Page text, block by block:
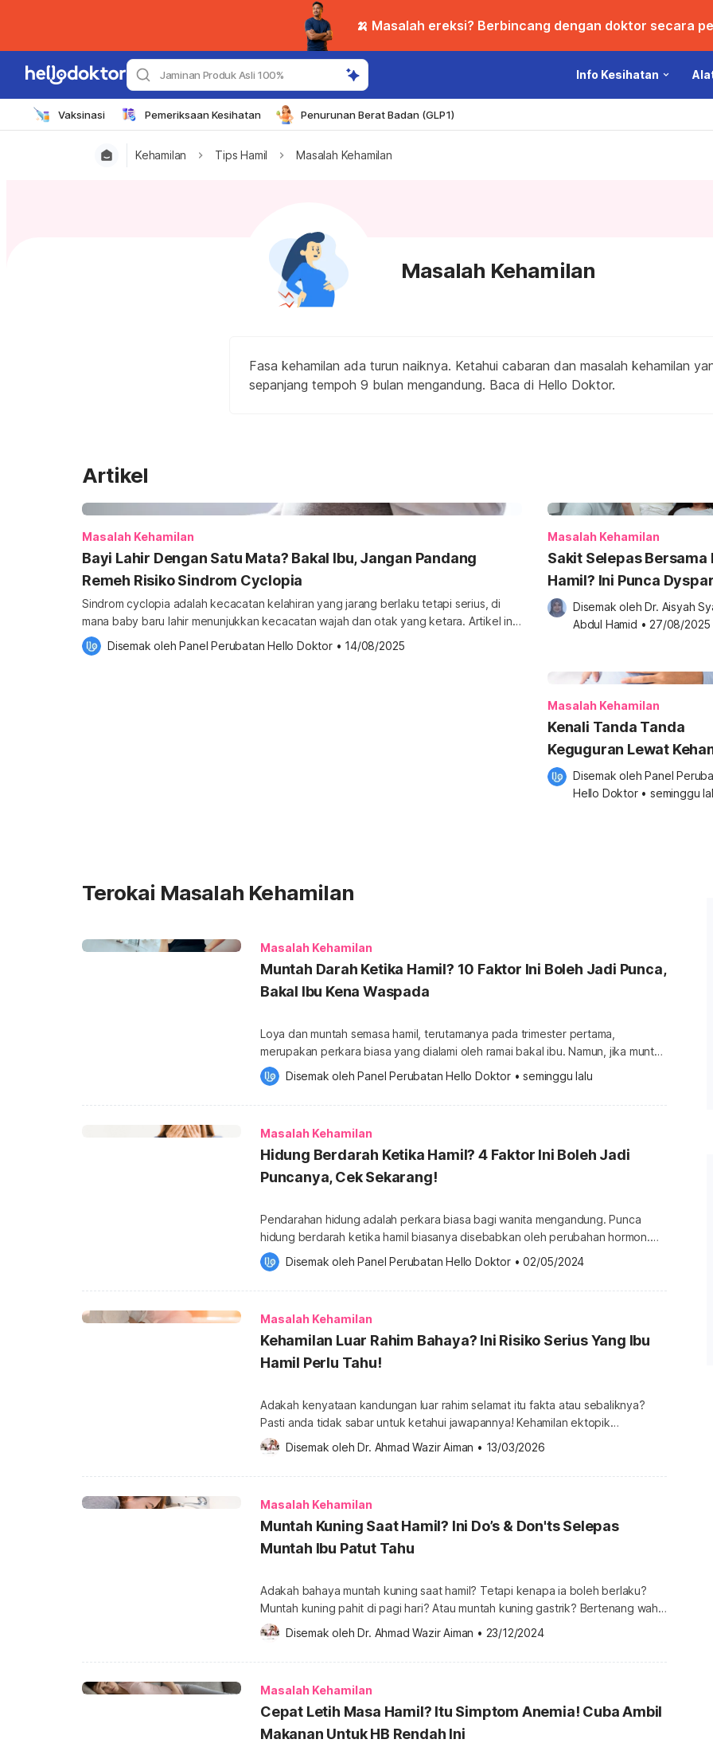
🍌 Masalah ereksi? Berbincang dengan doktor secara
Jaminan Produk Asli 100% Info Kesihatan
Vaksinasi Pemeriksaan Kesihatan Penurunan Berat Badan (GLP1)
Kehamilan Tips Hamil Masalah Kehamilan
Masalah Kehamilan
Fasa kehamilan ada turun naiknya. Ketahui cabaran dan masalah kehamilan
sepanjang tempoh 9 bulan mengandung. Baca di Hello Doktor.
Artikel
Masalah Kehamilan
Bayi Lahir Dengan Satu Mata? Bakal Ibu, Jangan Pandang
Remeh Risiko Sindrom Cyclopia
Sindrom cyclopia adalah kecacatan kelahiran yang jarang berlaku tetapi serius, di
mana baby baru lahir menunjukkan kecacatan wajah dan otak yang ketara. Artikel ini
akan menerangkan puncanya serta apa yang ibu hamil boleh lakukan untuk
mengurangkan risikonya. Untuk mendapatkan lebih banyak info tentang Kehamilan,
Disemak oleh Panel Perubatan Hello Doktor • 14/08/2025
Masalah Kehamilan
Sakit Selepas Bersama
Hamil? Ini Punca
Yang Kaum Hawa Perlu
Disemak oleh Dr. Aisyah
Abdul Hamid • 27/08/2025
Masalah Kehamilan
Kenali Tanda Tanda
Keguguran Lewat
Sebelum Terlambat
Disemak oleh Panel
Hello Doktor • seminggu
Terokai Masalah Kehamilan
Masalah Kehamilan
Muntah Darah Ketika Hamil? 10 Faktor Ini Boleh Jadi Punca,
Bakal Ibu Kena Waspada
Loya dan muntah semasa hamil, terutamanya pada trimester pertama,
merupakan perkara biasa yang dialami oleh ramai bakal ibu. Namun, jika muntah
disertai darah, keadaan ini tidak boleh dipandang ringan kerana ia mungkin
menandakan masalah kesihatan yang memerlukan perhatian perubatan.
Ketahui kenapa ibu mengandung kerap muntah, kenapa muntah darah ketika
Disemak oleh Panel Perubatan Hello Doktor • seminggu lalu
Masalah Kehamilan
Hidung Berdarah Ketika Hamil? 4 Faktor Ini Boleh Jadi
Puncanya, Cek Sekarang!
Pendarahan hidung adalah perkara biasa bagi wanita mengandung. Punca
hidung berdarah ketika hamil biasanya disebabkan oleh perubahan hormon.
Walaupun nampak menakutkan, tetapi ia bukanlah sesuatu yang perlu
dibimbangkan selagi si ibu tidak kehilangan banyak darah. Bahkan keadaan ini
boleh dirawat di rumah. Semasa pendarahan, darah boleh mengalir keluar
Disemak oleh Panel Perubatan Hello Doktor • 02/05/2024
Masalah Kehamilan
Kehamilan Luar Rahim Bahaya? Ini Risiko Serius Yang Ibu
Hamil Perlu Tahu!
Adakah kenyataan kandungan luar rahim selamat itu fakta atau sebaliknya?
Pasti anda tidak sabar untuk ketahui jawapannya! Kehamilan ektopik
merupakan sesuatu yang berbahaya kepada wanita. Tambahan pula, peluang
untuk wanita yang mengandung luar rahim untuk selamat agak tipis. Bagi
menyelamatkan nyawa ibu, kehamilan tersebut perlulah dihentikan. Teruskan
[…]
Disemak oleh Dr. Ahmad Wazir Aiman • 13/03/2026
Masalah Kehamilan
Muntah Kuning Saat Hamil? Ini Do’s & Don'ts Selepas
Muntah Ibu Patut Tahu
Adakah bahaya muntah kuning saat hamil? Tetapi kenapa ia boleh berlaku?
Muntah kuning pahit di pagi hari? Atau muntah kuning gastrik? Bertenang wahai
bakal ibu, teruskan membaca perkongsian artikel ini untuk mengetahui
puncanya serta apa yang patut dielakkan. Untuk mendapatkan lebih banyak
info tentang Kehamilan, sila dapatkannya di sini. Adakah bahaya muntah kuning
Disemak oleh Dr. Ahmad Wazir Aiman • 23/12/2024
Masalah Kehamilan
Cepat Letih Masa Hamil? Itu Simptom Anemia! Cuba Ambil
Makanan Untuk HB Rendah Ini